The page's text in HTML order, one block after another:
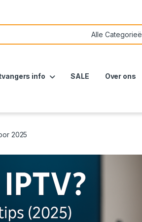
info SALE Over ons
2025